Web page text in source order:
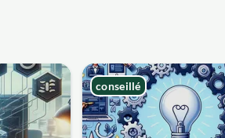
conseillé